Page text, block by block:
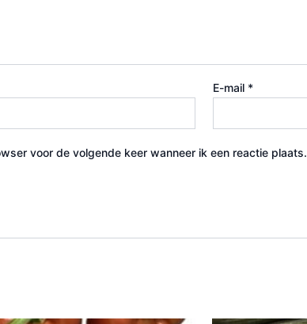
E-mail *
voor de volgende keer wanneer ik een reactie plaats.